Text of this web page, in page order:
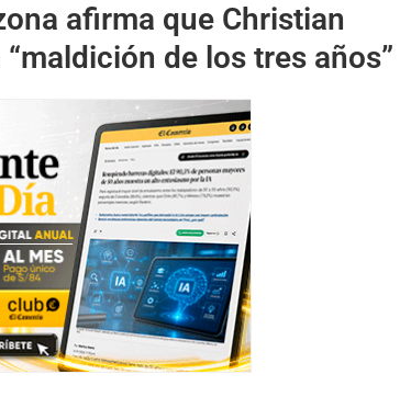
afirma que Christian
de los tres años”